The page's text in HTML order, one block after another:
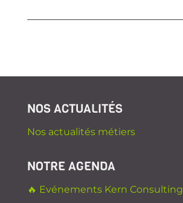
NOS ACTUALITÉS
Nos actualités métiers
NOTRE AGENDA
🔥 Evénements Kern Consulting